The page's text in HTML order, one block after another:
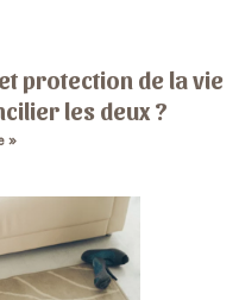
protection de la vie
les deux ?
»